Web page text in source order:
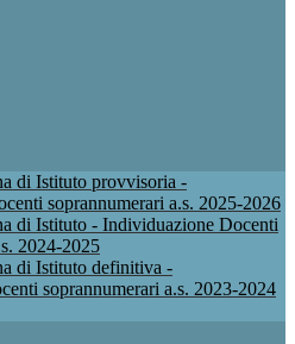
di Istituto provvisoria -
soprannumerari a.s. 2025-2026
di Istituto - Individuazione Docenti
2024-2025
di Istituto definitiva -
soprannumerari a.s. 2023-2024